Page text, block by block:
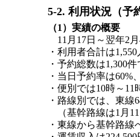
5-2. 利用状況（予
（1）実績の概要
11月17日～翌年2
・利用者合計は
・予約総数は1,300
・当日予約率は
・便別では10時～
・路線別では、東線
（基幹路線は1月
・東線から基幹路